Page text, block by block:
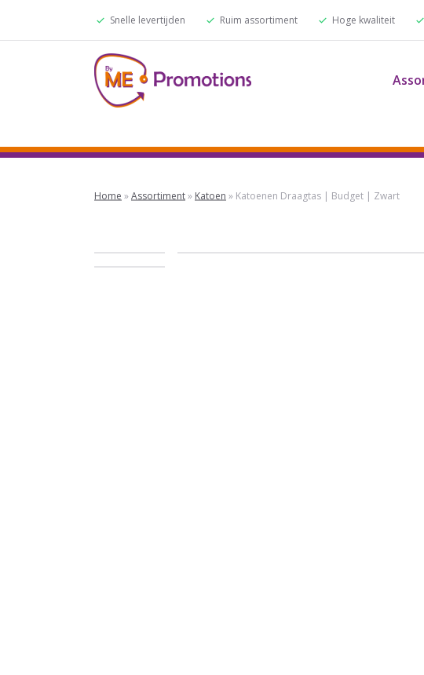
Snelle levertijden Ruim assortiment Hoge kwaliteit
Home »Assortiment» Katoen » Katoenen Draagtas | Budget | Zwart